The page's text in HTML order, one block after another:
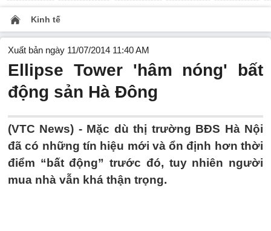
Kinh tế
Xuất bản ngày 11/07/2014 11:40 AM
Ellipse Tower 'hâm nóng' bất
động sản Hà Đông
(VTC News) - Mặc dù thị trường BĐS Hà Nội
đã có những tín hiệu mới và ổn định hơn thời
điểm “bất động” trước đó, tuy nhiên người
mua nhà vẫn khá thận trọng.